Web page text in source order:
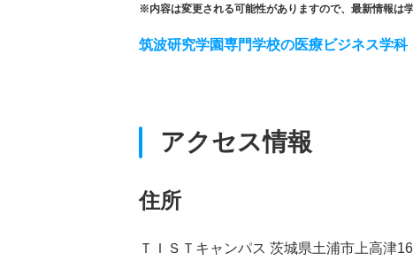
※内容は変更される可能性がありますので、最新情報は
筑波研究学園専門学校の医療ビジネス学
アクセス情報
住所
ＴＩＳＴキャンパス 茨城県土浦市上高津